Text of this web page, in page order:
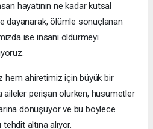
hayatının ne kadar kutsal
dayanarak, ölümle sonuçlanan
ise insanı öldürmeyi
hem ahiretimiz için büyük bir
aileler perişan olurken, husumetler
dönüşüyor ve bu böylece
altına alıyor.